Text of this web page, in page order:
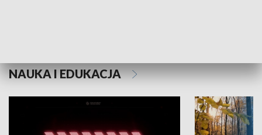
NAUKA I EDUKACJA